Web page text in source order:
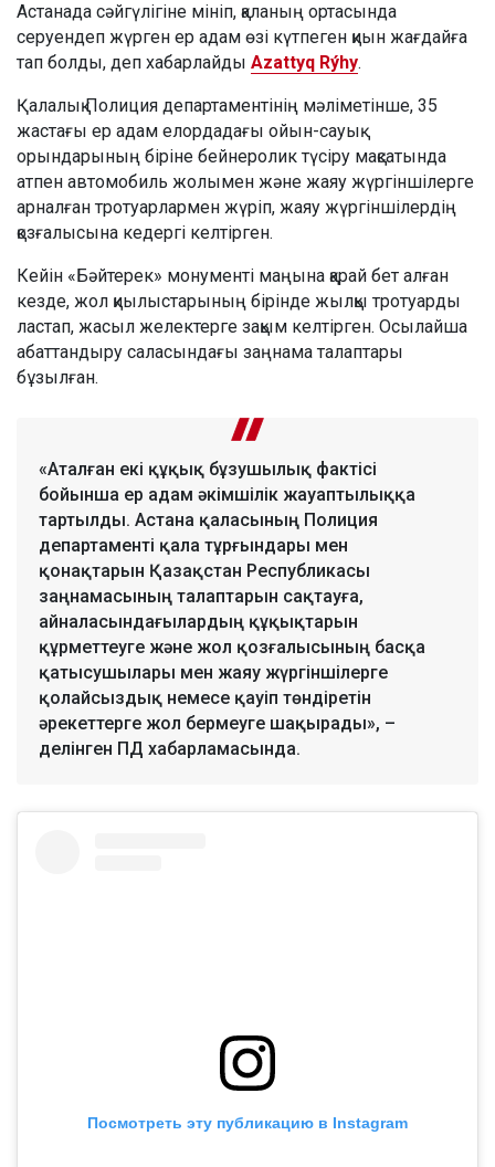
Астанада сәйгүлігіне мініп, қаланың ортасында
серуендеп жүрген ер адам өзі күтпеген қиын жағдайға
тап болды, деп хабарлайды Azattyq Rýhy.
Қалалық Полиция департаментінің мәліметінше, 35
жастағы ер адам елордадағы ойын-сауық
орындарының біріне бейнеролик түсіру мақсатында
атпен автомобиль жолымен және жаяу жүргіншілерге
арналған тротуарлармен жүріп, жаяу жүргіншілердің
қозғалысына кедергі келтірген.
Кейін «Бәйтерек» монументі маңына қарай бет алған
кезде, жол қиылыстарының бірінде жылқы тротуарды
ластап, жасыл желектерге зақым келтірген. Осылайша
абаттандыру саласындағы заңнама талаптары
бұзылған.
«Аталған екі құқық бұзушылық фактісі
бойынша ер адам әкімшілік жауаптылыққа
тартылды. Астана қаласының Полиция
департаменті қала тұрғындары мен
қонақтарын Қазақстан Республикасы
заңнамасының талаптарын сақтауға,
айналасындағылардың құқықтарын
құрметтеуге және жол қозғалысының басқа
қатысушылары мен жаяу жүргіншілерге
қолайсыздық немесе қауіп төндіретін
әрекеттерге жол бермеуге шақырады», –
делінген ПД хабарламасында.
Посмотреть эту публикацию в Instagram